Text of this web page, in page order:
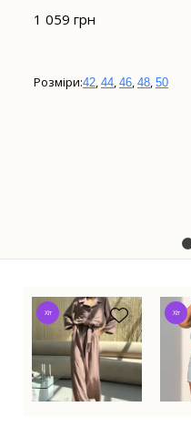
1 059 грн
Розміри:42, 44, 46, 48, 50
Хіт Хіт